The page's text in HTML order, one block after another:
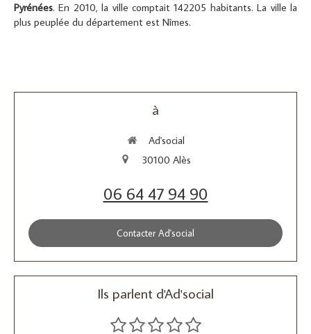
Pyrénées. En 2010, la ville comptait 142205 habitants. La ville la
plus peuplée du département est Nîmes.
à
Ad'social
30100 Alès
06 64 47 94 90
Contacter Ad'social
Ils parlent d'Ad'social